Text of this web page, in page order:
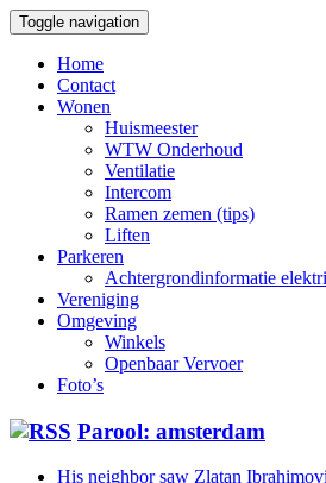
Toggle navigation
Home
Contact
Wonen
Huismeester
WTW Onderhoud
Ventilatie
Intercom
Ramen zemen (tips)
Liften
Parkeren
Achtergrondinformatie
Vereniging
Omgeving
Winkels
Openbaar Vervoer
Foto’s
Parool: amsterdam
His neighbor saw Zlatan